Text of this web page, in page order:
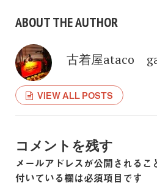
ABOUT THE AUTHOR
古着屋ataco
VIEW ALL POSTS
コメントを残す
メールアドレスが公開されるこ
付いている欄は必須項目です